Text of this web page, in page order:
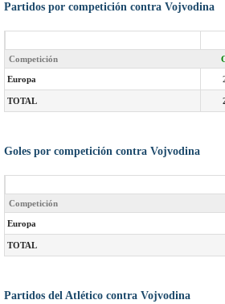
Partidos por competición contra Vojvodina
Competición
Europa
TOTAL
Goles por competición contra Vojvodina
Competición
Europa
TOTAL
Partidos del Atlético contra Vojvodina